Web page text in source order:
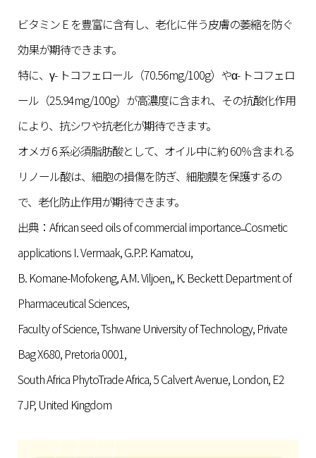
ビタミン E を豊富に含有し、老化に伴う皮膚の萎縮を防ぐ
効果が期待できます。
特に、γ- トコフェロール（70.56mg/100g）やα- トコフェロ
ール（25.94mg/100g）が高濃度に含まれ、その抗酸化作用
により、抗シワや抗老化が期待できます。
オメガ 6 系必須脂肪酸として、オイル中に約 60％含まれる
リノール酸は、細胞の損傷を防ぎ、細胞膜を保護するの
で、老化防止作用が期待できます。
出典：African seed oils of commercial importance ̶ Cosmetic
applications I. Vermaak, G.P.P. Kamatou,
B. Komane-Mofokeng, A.M. Viljoen,, K. Beckett Department of
Pharmaceutical Sciences,
Faculty of Science, Tshwane University of Technology, Private
Bag X680, Pretoria 0001,
South Africa PhytoTrade Africa, 5 Calvert Avenue, London, E2
7JP, United Kingdom